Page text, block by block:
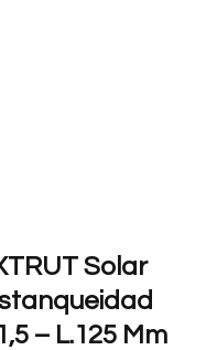
Solar
– L.125 Mm